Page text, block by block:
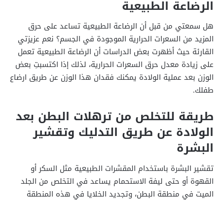
الرضاعة الطبيعية
هل سمعتي من قبل أن الرضاعة الطبيعية تساعد على حرق
المزيد من السعرات الحرارية الموجودة في الجسم؟ نعم عزيزتي
القارئة حيث أظهرت بعض الدراسات أن الرضاعة الطبيعية تعمل
على زيادة معدل حرق السعرات الحرارية، لذلك إذا اكتسبتِ بعض
الوزن بعد عملية الولادة يمكنك فقدان هذا الوزن عن طريق ارضاع
طفلك.
طريقة للتخلص من ترهلات البطن بعد
الولادة عن طريق التدليك وتقشير
البشرة
تقشير البشرة باستخدام المقشرات الطبيعية مثل السكر أو
القهوة أو حتى ليفة الاستحمام يساعد في التخلص من الجلد
الميت في منطقة البطن، وتجديد الخلايا في هذه المنطقة